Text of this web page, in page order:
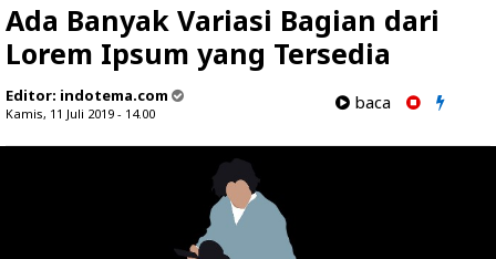
Ada Banyak Variasi Bagian dari
Lorem Ipsum yang Tersedia
Editor: indotema.com
Kamis, 11 Juli 2019 - 14.00
baca